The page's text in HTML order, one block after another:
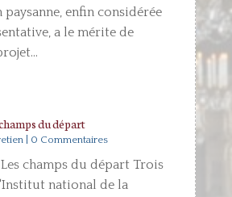
enfin considérée
a le mérite de
du départ
| 0 Commentaires
champs du départ Trois
national de la